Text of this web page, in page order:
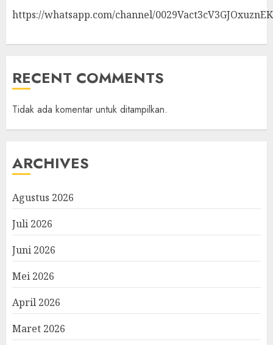
https://whatsapp.com/channel/
RECENT COMMENTS
Tidak ada komentar untuk ditampilkan.
ARCHIVES
Agustus 2026
Juli 2026
Juni 2026
Mei 2026
April 2026
Maret 2026